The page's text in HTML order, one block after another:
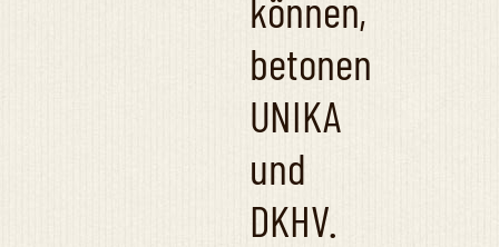
betonen
UNIKA
und
DKHV.